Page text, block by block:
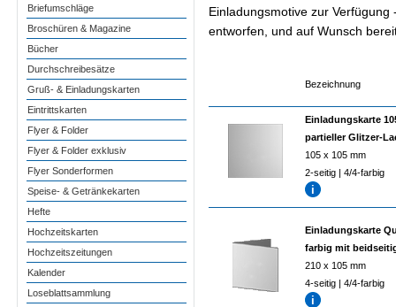
Briefumschläge
Broschüren & Magazine
Bücher
Durchschreibesätze
Gruß- & Einladungskarten
Eintrittskarten
Flyer & Folder
Flyer & Folder exklusiv
Flyer Sonderformen
Speise- & Getränkekarten
Hefte
Hochzeitskarten
Hochzeitszeitungen
Kalender
Loseblattsammlung
Einladungsmotive zur
entworfen, und auf Wunsch
Bezeichnung
Einladungskarte
partieller Glitzer-
105 x 105 mm
2-seitig | 4/4-farbig
Einladungskarte
farbig mit
210 x 105 mm
4-seitig | 4/4-farbig